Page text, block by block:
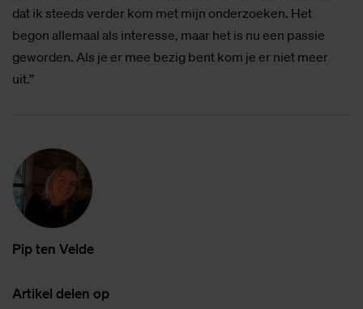
dat ik steeds verder kom met mijn onderzoeken. Het
begon allemaal als interesse, maar het is nu een passie
geworden. Als je er mee bezig bent kom je er niet meer
uit.’’
Pip ten Vel­de
Ar­ti­kel de­len op